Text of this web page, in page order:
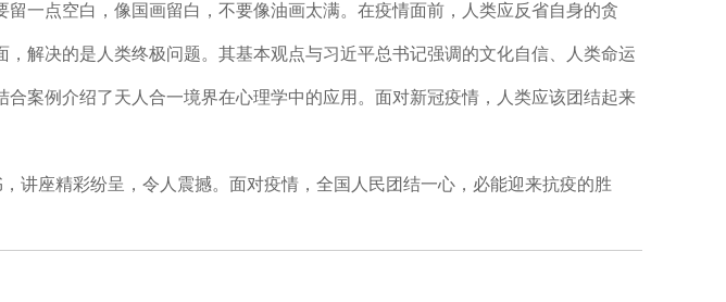
一点空白，像国画留白，不要像油画太满。在疫情面前，人类应反省自身的贪
解决的是人类终极问题。其基本观点与习近平总书记强调的文化自信、人类命运
案例介绍了天人合一境界在心理学中的应用。面对新冠疫情，人类应该团结起来
座精彩纷呈，令人震撼。面对疫情，全国人民团结一心，必能迎来抗疫的胜